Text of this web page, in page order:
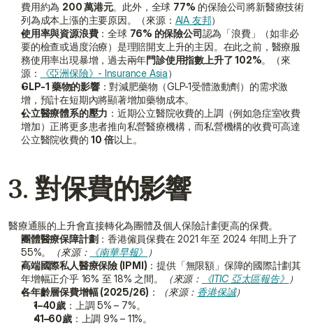
費用約為 200 萬港元。此外，全球 77% 的保險公司將新醫療技術
列為成本上漲的主要原因。（來源： AIA 友邦）
使用率與資源浪費：全球 76% 的保險公司認為「浪費」（如非必
要的檢查或過度治療）是理賠開支上升的主因。在此之前，醫療服
務使用率出現暴增，過去兩年門診使用指數上升了 102%。（來
源：
《亞洲保險》- Insurance Asia）
GLP-1 藥物的影響：對減肥藥物（GLP-1受體激動劑）的需求激
增，預計在短期內將顯著增加藥物成本。
公立醫療體系的壓力 ：近期公立醫院收費的上調（例如急症室收費
增加）正將更多患者推向私營醫療機構，而私營機構的收費可高達
公立醫院收費的 10 倍以上。
3. 對保費的影響
醫療通脹的上升會直接轉化為團體及個人保險計劃更高的保費。
團體醫療保障計劃：香港僱員保費在 2021 年至 2024 年間上升了
55%。
（來源： 《南華早報》 ）
高端國際私人醫療保險 (IPMI) ：提供「無限額」保障的國際計劃其
年增幅正介乎 16% 至 18% 之間。
（來源： 《ITIC 亞太區報告》 ）
各年齡層保費增幅 (2025/26) ： （來源： 香港保誠）
1–40歲：上調 5% – 7%。
41–60歲：上調 9% – 11%。